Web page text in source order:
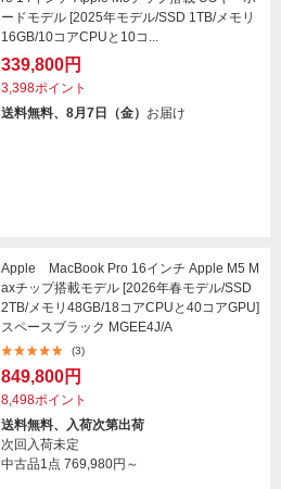
ードモデル [2025年モデル/SSD 1TB/メモリ
16GB/10コアCPUと10コ...
339,800円
3,398ポイント
送料無料、8月7日（金） お届け
Apple MacBook Pro 16インチ Apple M5 M
axチップ搭載モデル [2026年春モデル/SSD
2TB/メモリ48GB/18コアCPUと40コアGPU]
スペースブラック MGEE4J/A
(3)
849,800円
8,498ポイント
送料無料、入荷次第出荷
次回入荷未定
中古品1点 769,980円～